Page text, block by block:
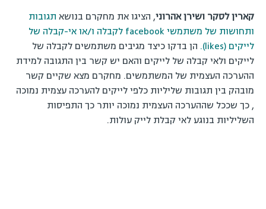
קארין לסקר ושירן אהרוני, הציגו את מחקרם בנושא תגובות
ותחושות של משתמשי facebook לקבלה ו/או אי-קבלה של
לייקים (likes).
הן בדקו כיצד מגיבים משתמשים לקבלה של
לייקים ולאי קבלה של לייקים והאם יש קשר בין התגובה למידת
ההערכה העצמית של המשתמשים. מחקרם מצא שקיים קשר
מובהק בין תגובות שליליות כלפי לייקים להערכה עצמית נמוכה
, כך שככל שההערכה העצמית נמוכה יותר כך התפיסות
השליליות בנוגע לאי קבלת לייק עולות.